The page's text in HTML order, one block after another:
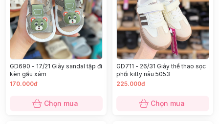
GD690 - 17/21 Giày sandal tập đi
kèn gấu xám
170.000đ
Chọn mua
GD711 - 26/31 Giày thể thao sọc
phối kitty nâu 5053
225.000đ
Chọn mua